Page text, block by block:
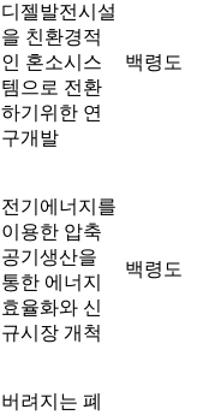
디젤발전시설
을 친환경적
인 혼소시스
템으로 전환
하기위한 연
구개발
백령도
전기에너지를
이용한 압축
공기생산을
통한 에너지
효율화와 신
규시장 개척
백령도
버려지는 폐